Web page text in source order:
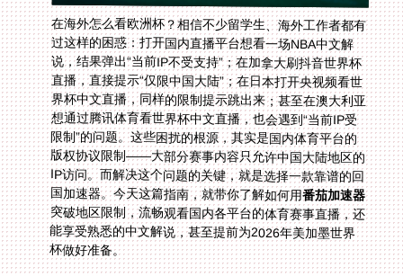
在海外怎么看欧洲杯？相信不少留学生、海外工作者都有
过这样的困惑：打开国内直播平台想看一场NBA中文解
说，结果弹出“当前IP不受支持”；在加拿大刷抖音世界杯
直播，直接提示“仅限中国大陆”；在日本打开央视频看世
界杯中文直播，同样的限制提示跳出来；甚至在澳大利亚
想通过腾讯体育看世界杯中文直播，也会遇到“当前IP受
限制”的问题。这些困扰的根源，其实是国内体育平台的
版权协议限制——大部分赛事内容只允许中国大陆地区的
IP访问。而解决这个问题的关键，就是选择一款靠谱的回
国加速器。今天这篇指南，就带你了解如何用番茄加速器
突破地区限制，流畅观看国内各平台的体育赛事直播，还
能享受熟悉的中文解说，甚至提前为2026年美加墨世界
杯做好准备。